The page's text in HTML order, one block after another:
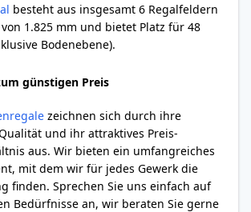
besteht aus insgesamt 6 Regalfeldern
1.825 mm und bietet Platz für 48
Bodenebene).
günstigen Preis
zeichnen sich durch ihre
und ihr attraktives Preis-
aus. Wir bieten ein umfangreiches
mit dem wir für jedes Gewerk die
finden. Sprechen Sie uns einfach auf
Bedürfnisse an, wir beraten Sie gerne